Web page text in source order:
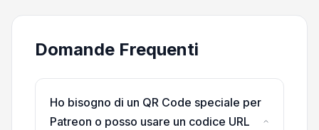
Domande Frequenti
Ho bisogno di un QR Code speciale per
Patreon o posso usare un codice URL